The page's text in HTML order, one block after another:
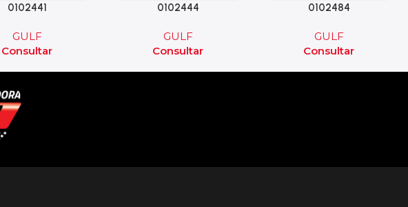
0102441
GULF
Consultar
0102444
GULF
Consultar
0102484
GULF
Consultar